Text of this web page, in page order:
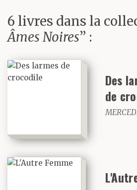
6 livres dans la
Âmes Noires” :
Des
de